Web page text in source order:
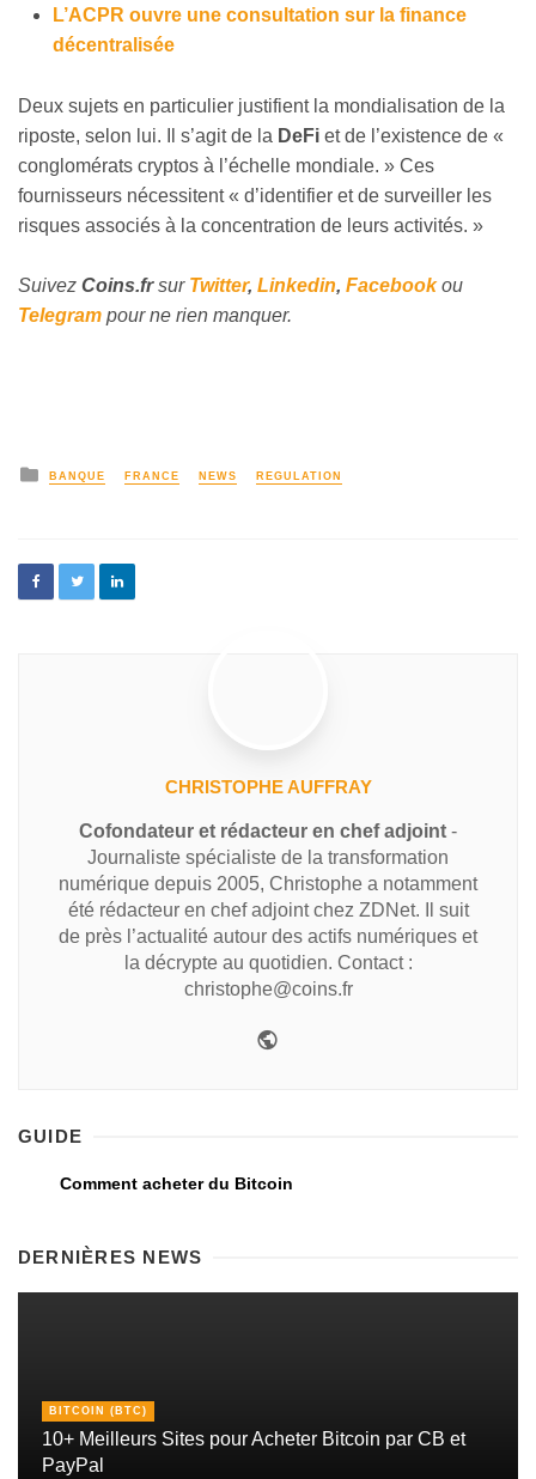
L’ACPR ouvre une consultation sur la finance
décentralisée
Deux sujets en particulier justifient la mondialisation de la
riposte, selon lui. Il s’agit de la DeFi et de l’existence de «
conglomérats cryptos à l’échelle mondiale. » Ces
fournisseurs nécessitent « d’identifier et de surveiller les
risques associés à la concentration de leurs activités. »
Suivez Coins.frsur Twitter, Linkedin, Facebookou
Telegram pour ne rien manquer.
BANQUE FRANCE NEWS REGULATION
CHRISTOPHE AUFFRAY
Cofondateur et rédacteur en chef adjoint -
Journaliste spécialiste de la transformation
numérique depuis 2005, Christophe a notamment
été rédacteur en chef adjoint chez ZDNet. Il suit
de près l’actualité autour des actifs numériques et
la décrypte au quotidien. Contact :
christophe@coins.fr
GUIDE
Comment acheter du Bitcoin
DERNIÈRES NEWS
BITCOIN (BTC)
10+ Meilleurs Sites pour Acheter Bitcoin par CB et
PayPal